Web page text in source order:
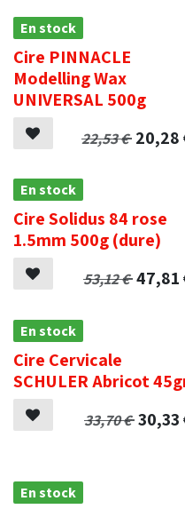
En stock
Cire PINNACLE
Modelling Wax
UNIVERSAL 500g
22,53€ 20,28
En stock
Cire Solidus 84 rose
1.5mm 500g (dure)
53,12€ 47,81
En stock
Cire Cervicale
SCHULER Abricot
33,70€ 30,33
En stock